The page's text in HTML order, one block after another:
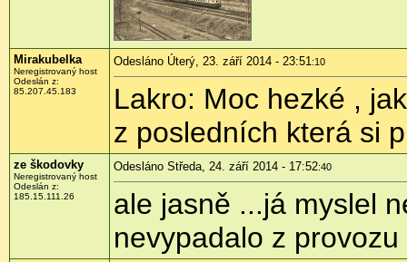
Mirakubelka
Neregistrovaný host
Odeslán z:
85.207.45.183
Odesláno Úterý, 23. září 2014 - 23:51:10
Lakro: Moc hezké ,
z posledních která si
ze škodovky
Neregistrovaný host
Odeslán z:
185.15.111.26
Odesláno Středa, 24. září 2014 - 17:52:40
ale jasně ...já myslel
nevypadalo z provozu